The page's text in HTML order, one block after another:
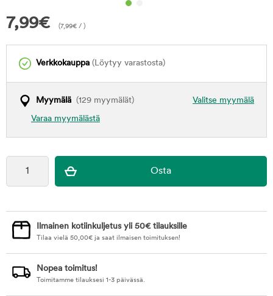
7,99€ (7,99€ / )
Verkkokauppa (Löytyy varastosta)
Valitse myymälä
Myymälä (129 myymälät)
Varaa myymälästä
Ilmainen kotiinkuljetus yli 50€ tilauksille
Tilaa vielä 50,00€ ja saat ilmaisen toimituksen!
Nopea toimitus!
Toimitamme tilauksesi 1-3 päivässä.